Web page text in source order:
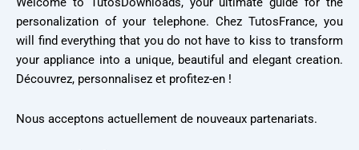
personalization of your telephone. Chez TutosFrance, you
will find everything that you do not have to kiss to transform
your appliance into a unique, beautiful and elegant creation.
Découvrez, personnalisez et profitez-en !
Nous acceptons actuellement de nouveaux partenariats.